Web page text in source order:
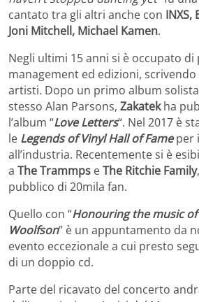
cantato tra gli altri anche con INXS,
Joni Mitchell, Michael Kamen.
Negli ultimi 15 anni si è occupato
management ed edizioni,
artisti. Dopo un primo album
stesso Alan Parsons, Zakatekha
l’album “Love Letters“. Nel 2017 è
le Legends of Vinyl Hall of Fameper
all’industria. Recentemente si è
a TheTrammps eThe Ritchie Family
pubblico di 20mila fan.
Quello con “Honouring the music
Woolfson” è un appuntamento da
evento eccezionale a cui presto
di un doppio cd.
Parte del ricavato del concerto